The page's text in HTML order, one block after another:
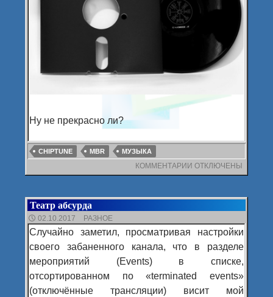
Ну не прекрасно ли?
CHIPTUNE MBR МУЗЫКА
КОММЕНТАРИИ К
ЗАПИСИ
16-
ПАМЯТИ
ОТКЛЮЧЕНЫ
Театр абсурда
02.10.2017 РАЗНОЕ
Случайно заметил, просматривая настройки
своего забаненного канала, что в разделе
мероприятий (Events) в списке,
отсортированном по «terminated events»
(отключённые трансляции) висит мой